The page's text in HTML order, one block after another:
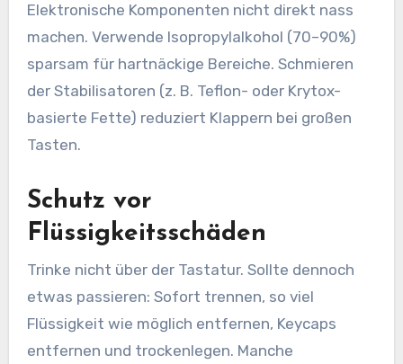
Elektronische Komponenten nicht direkt nass
machen. Verwende Isopropylalkohol (70–90%)
sparsam für hartnäckige Bereiche. Schmieren
der Stabilisatoren (z. B. Teflon- oder Krytox-
basierte Fette) reduziert Klappern bei großen
Tasten.
Schutz vor
Flüssigkeitsschäden
Trinke nicht über der Tastatur. Sollte dennoch
etwas passieren: Sofort trennen, so viel
Flüssigkeit wie möglich entfernen, Keycaps
entfernen und trockenlegen. Manche